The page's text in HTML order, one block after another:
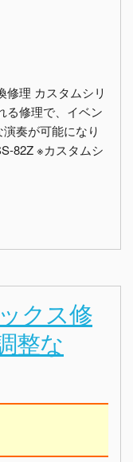
修理 カスタムシリ
る修理で、イベン
奏が可能になり
82Z ※カスタムシ
クス修
整な